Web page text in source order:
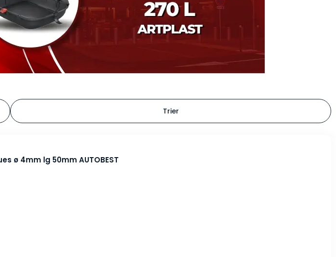
Trier
ø 4mm lg 50mm AUTOBEST